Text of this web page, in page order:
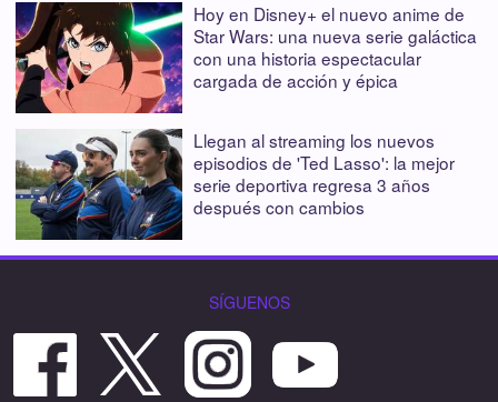
Hoy en Disney+ el nuevo anime de
Star Wars: una nueva serie galáctica
con una historia espectacular
cargada de acción y épica
Llegan al streaming los nuevos
episodios de 'Ted Lasso': la mejor
serie deportiva regresa 3 años
después con cambios
SÍGUENOS